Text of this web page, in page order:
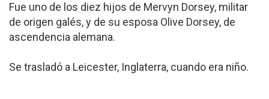
Fue uno de los diez hijos de Mervyn Dorsey, militar
de origen galés, y de su esposa Olive Dorsey, de
ascendencia alemana.
Se trasladó a Leicester, Inglaterra, cuando era niño.